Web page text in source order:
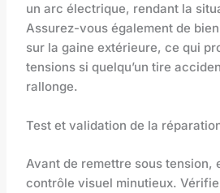
un arc électrique, rendant la
Assurez-vous également de
sur la gaine extérieure, ce qui
tensions si quelqu’un tire
rallonge.
Test et validation de la
Avant de remettre sous tension,
contrôle visuel minutieux.